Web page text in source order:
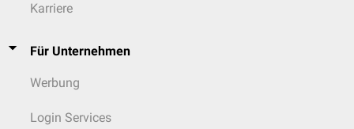
Karriere
Für Unternehmen
Werbung
Login Services